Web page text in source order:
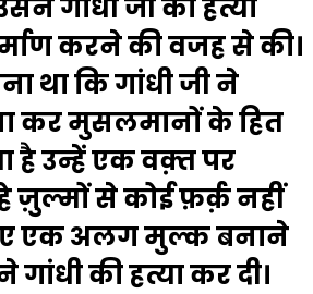
गांधी जी की हत्या
करने की वजह से की।
था कि गांधी जी ने
कर मुसलमानों के हित
है उन्हें एक वक़्त पर
ज़ुल्मों से कोई फ़र्क़ नहीं
एक अलग मुल्क बनाने
की हत्या कर दी।